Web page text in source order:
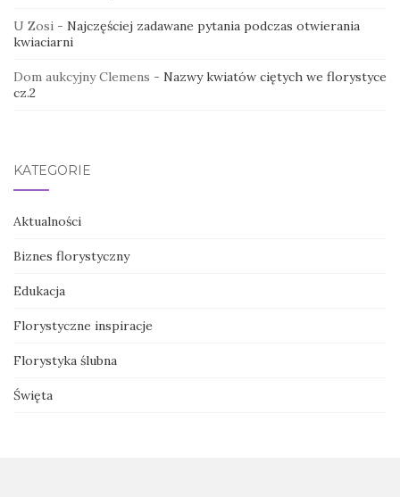
U Zosi - Najczęściej zadawane pytania podczas otwierania
kwiaciarni
Dom aukcyjny Clemens - Nazwy kwiatów ciętych we florystyce
cz.2
KATEGORIE
Aktualności
Biznes florystyczny
Edukacja
Florystyczne inspiracje
Florystyka ślubna
Święta